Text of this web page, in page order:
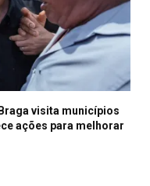
visita municípios
ações para melhorar